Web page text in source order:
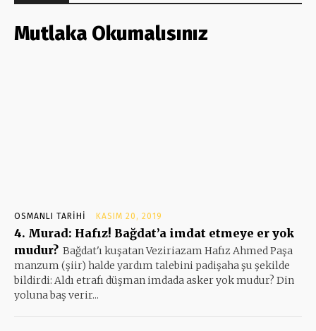
Mutlaka Okumalısınız
OSMANLI TARIHI KASIM 20, 2019
4. Murad: Hafız! Bağdat’a imdat etmeye er yok
mudur? Bağdat'ı kuşatan Veziriazam Hafız Ahmed Paşa
manzum (şiir) halde yardım talebini padişaha şu şekilde
bildirdi: Aldı etrafı düşman imdada asker yok mudur? Din
yoluna baş verir...